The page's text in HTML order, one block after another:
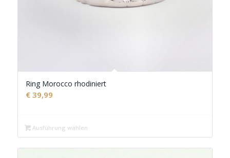
Ring Morocco rhodiniert
€39,99
Ausführung wählen